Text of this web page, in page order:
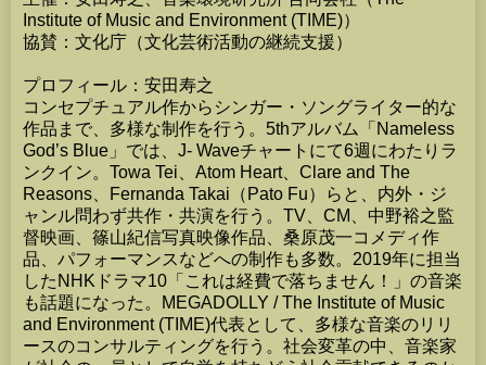
Institute of Music and Environment (TIME)）
協賛：文化庁（文化芸術活動の継続支援）
プロフィール：安田寿之
コンセプチュアル作からシンガー・ソングライター的な
作品まで、多様な制作を行う。5thアルバム「Nameless
God’s Blue」では、J- Waveチャートにて6週にわたりラ
ンクイン。Towa Tei、Atom Heart、Clare and The
Reasons、Fernanda Takai（Pato Fu）らと、内外・ジ
ャンル問わず共作・共演を行う。TV、CM、中野裕之監
督映画、篠山紀信写真映像作品、桑原茂一コメディ作
品、パフォーマンスなどへの制作も多数。2019年に担当
したNHKドラマ10「これは経費で落ちません！」の音楽
も話題になった。MEGADOLLY / The Institute of Music
and Environment (TIME)代表として、多様な音楽のリリ
ースのコンサルティングを行う。社会変革の中、音楽家